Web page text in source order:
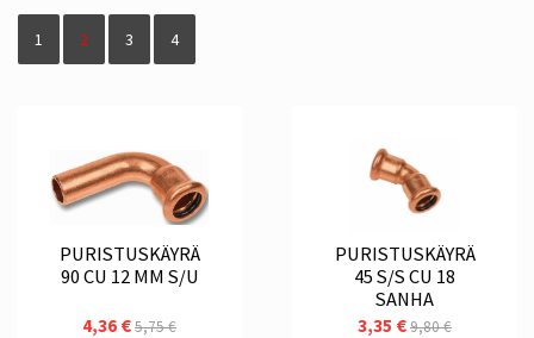
1 2 3 4
PURISTUSKÄYRÄ
90 CU 12 MM S/U
4,36 €5,75 €
PURISTUSKÄYRÄ
45 S/S CU 18
SANHA
3,35 €9,80 €